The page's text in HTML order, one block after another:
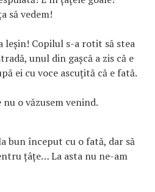
să vedem!
leșin! Copilul s-a rotit să stea
unul din gașcă a zis că e
ei cu voce ascuțită că e fată.
nu o văzusem venind.
bun început cu o fată, dar să
țâțe… La asta nu ne-am